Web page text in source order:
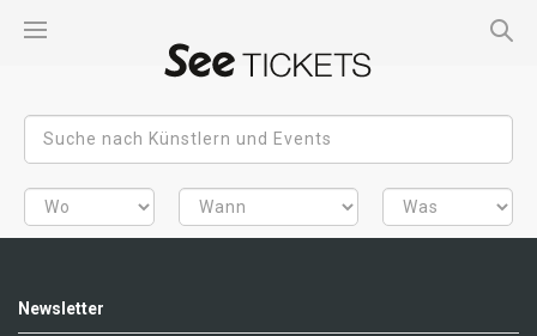
Newsletter